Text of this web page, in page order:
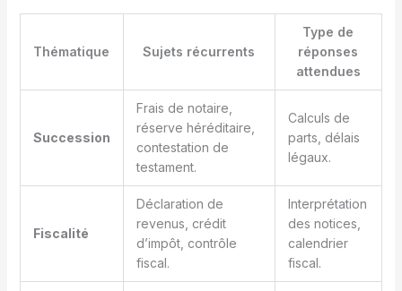
Thématique Sujets récurrents
Type de
réponses
attendues
Succession
Frais de notaire,
réserve héréditaire,
contestation de
testament.
Calculs de
parts, délais
légaux.
Fiscalité
Déclaration de
revenus, crédit
d’impôt, contrôle
fiscal.
Interprétation
des notices,
calendrier
fiscal.